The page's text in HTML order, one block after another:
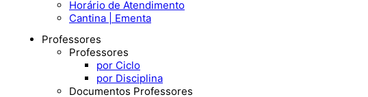
Horário de Atendimento
Cantina | Ementa
Professores
Professores
por Ciclo
por Disciplina
Documentos Professores